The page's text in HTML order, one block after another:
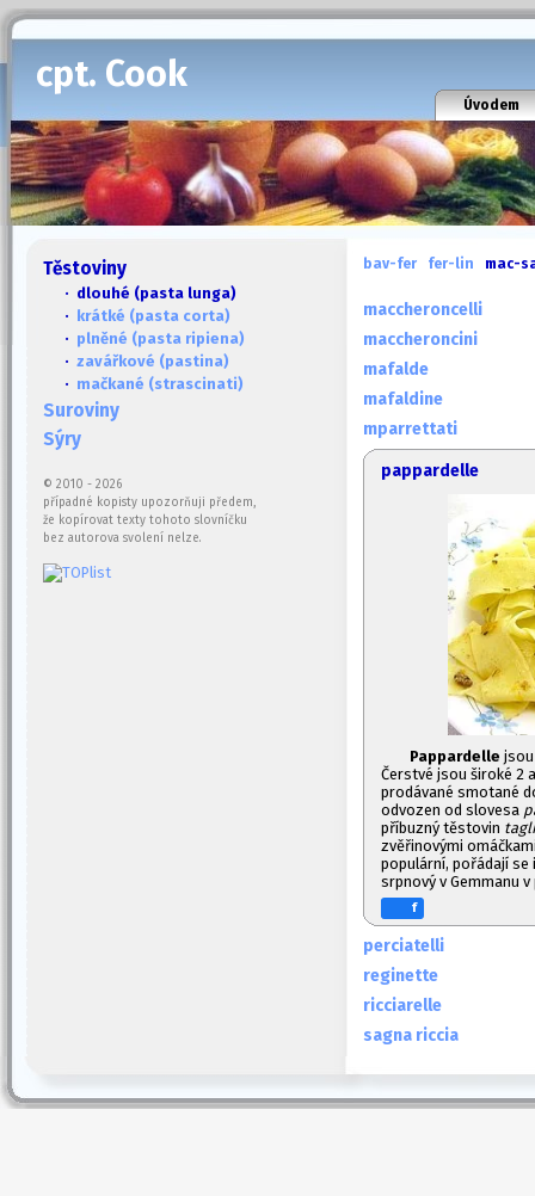
cpt. Cook
Úvodem
Těstoviny
· dlouhé (pasta lunga)
· krátké (pasta corta)
· plněné (pasta ripiena)
· zavářkové (pastina)
· mačkané (strascinati)
Suroviny
Sýry
© 2010 - 2026
případné kopisty upozorňuji předem,
že kopírovat texty tohoto slovníčku
bez autorova svolení nelze.
bav-fer fer-lin mac-
maccheroncelli
maccheroncini
mafalde
mafaldine
mparrettati
pappardelle
Pappardelle
Čerstvé jsou široké 2
prodávané smotané
odvozen od slovesa
příbuzný těstovin
zvěřinovými
populární, pořádají se
srpnový v Gemmanu
f
perciatelli
reginette
ricciarelle
sagna riccia